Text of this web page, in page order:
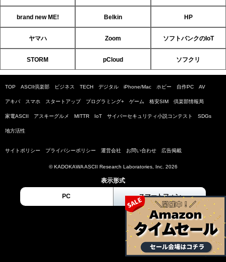
brand new ME! Belkin HP
ヤマハ Zoom ソフトバンクのIoT
STORM pCloud ソフクリ
TOP ASCII倶楽部 ビジネス TECH デジタル iPhone/Mac ホビー 自作PC AV
アキバ スマホ スタートアップ プログラミング+ ゲーム 格安SIM 倶楽部情報局
家電ASCII アスキーグルメ MITTR IoT サイバーセキュリティ小説コンテスト SDGs
地方活性
サイトポリシー プライバシーポリシー 運営会社 お問い合わせ 広告掲載
© KADOKAWA ASCII Research Laboratories, Inc. 2026
表示形式
PC スマートフォン